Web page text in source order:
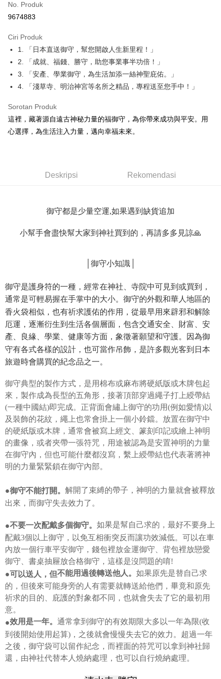
Pengambilan di Kedai Serbaneka
Apple Pay
JKOPAY
Easy Wallet
Plus PAY
OP Pay Later
Perkhidmatan ini disediakan oleh Taiwan Mobile dan tersedia untuk
akan mengarahkan anda secara automatik ke proses transaksi OP Pay
mudah alih anda, memilih bilangan ansuran, dan menetapkan tarikh
Had kredit yang diluluskan, tempoh ansuran yang tersedia, dan yuran
pada halaman pengesahan transaksi seterusnya.
Jika transaksi tidak disahkan dalam masa 30 minit selepas pesanan
dibuat, atau jika permohonan gagal dalam proses semakan, pesanan
akan dibatalkan secara automatik. Jika permohonan gagal pada
peringkat "semakan manual", ini bermakna kriteria pemarkahan sistem
tidak dipenuhi; butiran penilaian khusus tidak akan didedahkan.
[Arahan Pembayaran]
berasingan dan tidak termasuk dalam bil telekom anda. SMS peringatan
pembayaran akan dihantar selepas kitaran bil bulanan.
Selepas mengakses bil melalui pautan dalam SMS, anda boleh
menyelesaikan pembayaran anda melalui salah satu saluran berikut: kod
bar kedai serbaneka, kedai runcit Taiwan Mobile, pemindahan bank,
JKOPay, atau iPASS MONEY.
[Nota Penting]
Perkhidmatan ini disediakan oleh Taiwan Mobile Co., Ltd. (“Syarikat”),
melalui perkhidmatan ini pada masa transaksi. Hasil daripada pembelian
atau pembayaran ansuran akan dipindahkan oleh peniaga kepada
Syarikat, dan pelanggan hendaklah membuat pembayaran mengikut
Untuk memenuhi hubungan kontrak yang terjalin melalui persetujuan
penggunaan OP Pay Later, peniaga akan memberikan maklumat peribadi
anda (termasuk nama, nombor telefon, atau alamat) kepada Syarikat bagi
tujuan pengumpulan, pemprosesan dan penggunaan data yang
diperlukan untuk pengebilan ansuran, termasuk pengesahan,
pengesahan semula dan pembetulan.
Untuk terma perkhidmatan penuh, sila rujuk pautan berikut:
" target="_blank" class="link revert-
style">https://oppay.tw/userRule
【Panduan Penggunaan Pembayaran Ansuran Gogo】
1. Perkhidmatan ini disediakan oleh Taiwan Mobile, pengguna telefon
mudah alih boleh segera menggunakan tanpa perlu memohon lagi.
(Hanya untuk nombor langganan peribadi, tidak terbuka untuk syarikat
2. Pilihan kaedah pembayaran "Pembayaran Ansuran Gogo", selepas
pengesahan AFTEE akan muncul.
2. Anda boleh meneruskan pembayaran selepas pengesahan SMS.
dihantar ke alamat yang ditetapkan.
5. Tiada bayaran diperlukan apabila anda menerima produk. Sila buat
dalam talian dengan SMS pembayaran atau pemberitahuan tolak aplikasi
AFTEE.
Sila ambil perhatian bahawa tempoh pembayaran adalah 14 hari. Walau
bagaimanapun, bagi mereka yang telah memuat turun Aplikasi AFTEE
dan mendaftar sebagai ahli AFTEE boleh menikmati tempoh pembayaran
sehingga 45 hari.
Tempoh pembayaran dikira dari masa kedai meminta pembayaran anda,
ditambah dengan bilangan hari yang boleh dilanjutkan oleh AFTEE. Anda
pesanan. Walau bagaimanapun, tiada jaminan bahawa anda boleh
menerima pesanan anda semasa tempoh pembayaran (cth.: produk
prapesanan atau produk yang mungkin mengambil masa yang lebih
lama untuk dihantar). Oleh itu, anda dikehendaki membuat pembayaran
kepada AFTEE dalam tempoh sama ada anda menerima pesanan.
Kedua, Sekatan Pembayaran
1. Jumlah yang diperakui untuk pengguna kali pertama boleh sehingga
NT$10,000. Amaun diperakui sebenar yang diluluskan akan berdasarkan
keputusan pensijilan dan semakan oleh AFTEE.
Ketiga, Syarat Perkhidmatan
akan menggunakan data peribadi yang dikumpul (termasuk nama
pembeli, no. telefon, nama penerima, no. telefon, alamat penerima) untuk
penggunaan perkhidmatan. Sila rujuk kepada "Penyata Pengumpulan
Data Peribadi, Pemprosesan, Penggunaan"
(https://aftee.tw/privacypolicy/) untuk maklumat lanjut.
Jumlah yang diperakui untuk pengguna kali pertama yang lulus
kelulusan boleh sehingga NT$10,000. Jika pengguna tidak membuat
pembayaran dalam tempoh tersebut, yuran pembayaran lewat sebanyak
20% setahun akan dikenakan. Pengguna bawah umur dikehendaki
mendapatkan kebenaran daripada ibu bapa atau penjaga yang sah
untuk menggunakan AFTEE.
Sila hubungi NP Taiwan Inc. dics_tw@netprotections.co.jpjika anda
mempunyai sebarang kebimbangan mengenai pemprosesan dan
penggunaan pada data peribadi. Jika anda tidak bersetuju dengan data
全家取貨付款
NT$45/pesanan
7-11取貨付款
NT$45/pesanan | Penghantaran percuma untuk pesanan
NT$499 atau lebih
NT$45/pesanan | Penghantaran percuma untuk pesanan
宅配
NT$70/pesanan | Penghantaran percuma untuk pesanan
NT$499 atau lebih
No. Produk
9674883
Ciri Produk
1. 「日本直送御守，幫您開啟人生新里程！」
2. 「成就、福錢、勝守，助您事業事半功倍！」
3. 「安產、學業御守，為生活加添一絲神聖庇佑。」
4. 「淺草寺、明治神宮等名所之精品，專程送至您手中！」
Sorotan Produk
這裡，藏著源自遠古神秘力量的福御守，為你帶來成功與平安。用
心選擇，為生活注入力量，邁向幸福未來。
Deskripsi Rekomendasi
御守都是少量空運,如果遇到缺貨追加
小幫手會盡快幫大家到神社買到的，再請多多見諒🙏
│御守小知識│
御守是護身符的一種，經常在神社、寺院中可見到或買到，
通常是可輕易握在手掌中的大小。御守的外觀和華人地區的
香火袋相似，也有祈求護佑的作用，從最早用來辟邪和解除
厄運，逐漸衍生到生活各個層面，包含交通安全、財富、安
產、良緣、學業、健康等方面，象徵著願望和守護。因為御
守有各式各樣的設計，也可當作吊飾，是許多觀光客到日本
旅遊時會購買的紀念品之一。
御守典型的製作方式，是用棉布或麻布將硬紙版或木牌包起
來，製作成為長型的五角形，接著頂部穿過繩子打上綬帶結
(一種中國結)即完成。正背面會繡上御守的功用(例如愛情)以
及裝飾的花紋，繩上也常會掛上一個小鈴鐺。放置在御守中
的硬紙版或木牌，通常會被寫上經文、篆刻印記或繪上神明
的畫像，或者夾帶一張符咒，用途被認為是安置神明的力量
在御守內，但也可能什麼都沒寫，繫上綬帶結也代表著將神
明的力量緊緊鎖在御守內部。
●御守不能打開。 解開了束縛的帶子，神明的力量就會被釋放
出來，而御守失去效力了。
●不要一次配戴多個御守。 如果是幫自己求的，最好不要身上
配戴3個以上御守，以免互相衝突反而讓功效減低。可以在車
內放一個行車平安御守，錢包裡放金運御守、背包裡放戀愛
御守、書桌抽屜放合格御守，這樣是沒問題的唷!
●可以送人，但不能用過後轉送他人。 如果原先是替自己求
的，但後來可能身旁的人有需要就轉送給他們，畢竟和原先
祈求的目的、庇護的對象都不同，也就會失去了它的最初用
意。
●效用是一年。 通常拿到御守的有效期限大多以一年為限(收
到後開始使用起算)，之後就會慢慢失去它的效力。超過一年
之後，御守袋可以留作紀念，而裡面的符咒可以拿到神社歸
還，由神社代替本人燒納處理，也可以自行燒納處理。